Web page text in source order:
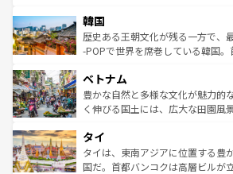
ワイを、存分に味わってほしい。 なお、新着のハワイ情報
はコンテンツ一覧を参照してほし
いる。アクティビティも充実して
ビング、ハイキングなど、アウト
い。オーストラリアの多彩な魅力
参照してほしい。
ン）、静ひつな山岳地帯である台
と山間の静けさが共存しており、
驚きをもたらしてくれる。また、
容にもいいと評判のスイーツなど
が味わえる。 なお、新着の台湾
照してほしい。
韓国
歴史ある王朝文化が残る一方で、
-POPで世界を席巻している韓国
き、地方に足を延ばせば四季折々
できる。そして、キムチや焼肉、
まで、さまざまな韓国料理が待っ
リティに包まれながら、韓国の多
わってみてほしい。 なお
覧を参照してほしい。
ベトナム
豊かな自然と多様な文化が魅力的
く伸びる国土には、広大な田園風
急速な発展と共に伝統が息づく。
ーチミン市のフランス統治時代の
醸し出している。また、バラエテ
タイ
タイは、東南アジアに位置する豊
国だ。首都バンコクは高層ビルが